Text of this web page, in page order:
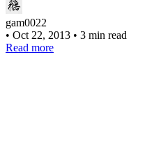
gam0022
• Oct 22, 2013 • 3 min read
Read more